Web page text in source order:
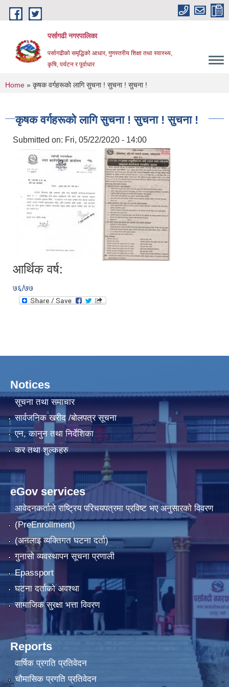
Skip to main content
पर्सागढी नगरपालिका
पर्सागढीको समृद्धिको आधार, गुणस्तरीय शिक्षा तथा स्वास्थ्य,
कृषि, पर्यटन र पूर्वाधार
You are here
Home » कृषक वर्गहरूकाे लागि सुचना ! सुचना ! सुचना !
कृषक वर्गहरूकाे लागि सुचना ! सुचना ! सुचना !
Submitted on: Fri, 05/22/2020 - 14:00
आर्थिक वर्ष:
७६/७७
Notices
सूचना तथा समाचार
सार्वजनिक खरीद /बोलपत्र सूचना
एन, कानुन तथा निर्देशिका
कर तथा शुल्कहरु
eGov services
आवेदनकर्ताले राष्‍ट्रिय परिचयपत्रमा प्रविष्ट भए अनुसारको विवरण
(PreEnrollment)
(अनलाइ व्यक्तिगत घटना दर्ता)
गुनासो व्यवस्थापन सूचना प्रणाली
Epassport
घटना दर्ताको अवश्था
सामाजिक सुरक्षा भत्ता विवरण
Reports
वार्षिक प्रगति प्रतिवेदन
चौमासिक प्रगति प्रतिवेदन